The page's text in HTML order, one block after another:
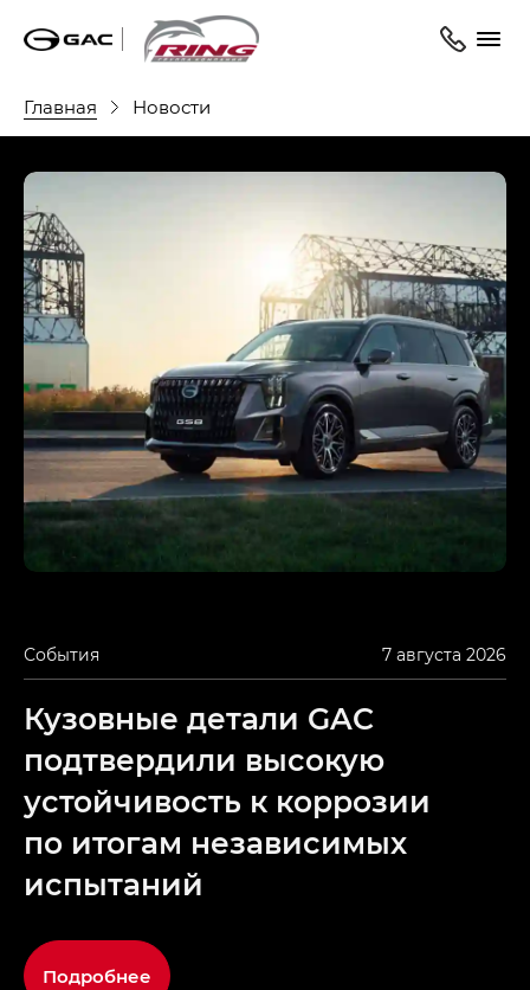
Главная Новости
События 7 августа 2026
Кузовные детали GAC
подтвердили высокую
устойчивость к коррозии
по итогам независимых
испытаний
Подробнее